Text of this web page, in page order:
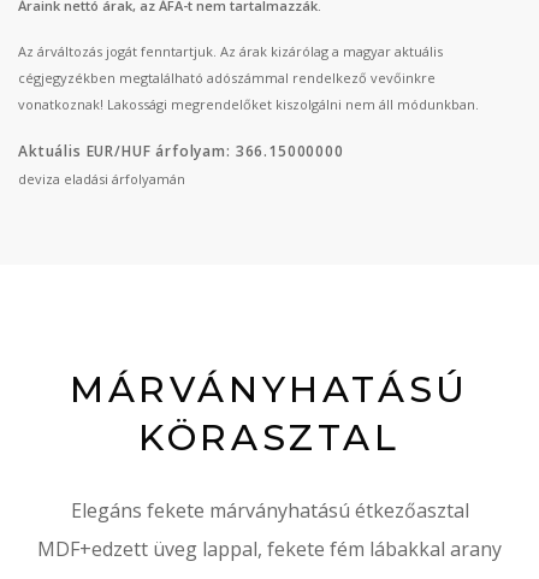
Áraink nettó árak, az ÁFA-t nem tartalmazzák.
Az árváltozás jogát fenntartjuk. Az árak kizárólag a magyar aktuális
cégjegyzékben megtalálható adószámmal rendelkező vevőinkre
vonatkoznak! Lakossági megrendelőket kiszolgálni nem áll módunkban.
Aktuális EUR/HUF árfolyam: 366.15000000
deviza eladási árfolyamán
MÁRVÁNYHATÁSÚ
KÖRASZTAL
Elegáns fekete márványhatású étkezőasztal
MDF+edzett üveg lappal, fekete fém lábakkal arany